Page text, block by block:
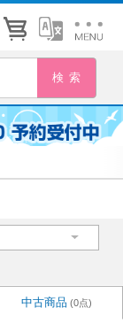
中古商品 (0点)